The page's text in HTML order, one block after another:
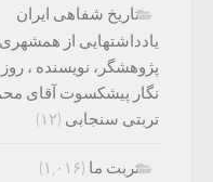
تاریخ شفاهی ایران
یادداشتهایی از همشهری
پژوهشگر، نویسنده ، روز
نگار پیشکسوت آقای
تربتی سنجابی (۱۲)
تربت ما (۱,۰۱۶)